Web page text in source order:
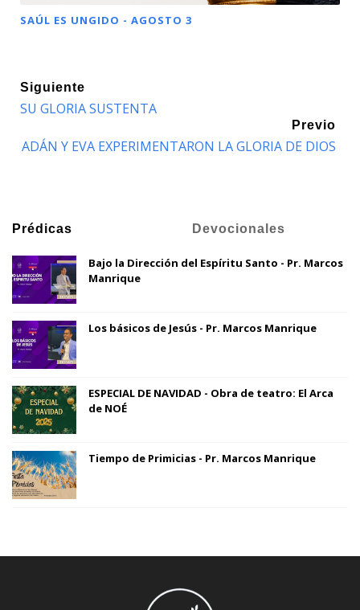
SAÚL ES UNGIDO - AGOSTO 3
Siguiente
SU GLORIA SUSTENTA
Previo
ADÁN Y EVA EXPERIMENTARON LA GLORIA DE DIOS
Prédicas Devocionales
Bajo la Dirección del Espíritu Santo - Pr. Marcos
Manrique
Los básicos de Jesús - Pr. Marcos Manrique
ESPECIAL DE NAVIDAD - Obra de teatro: El Arca
de NOÉ
Tiempo de Primicias - Pr. Marcos Manrique